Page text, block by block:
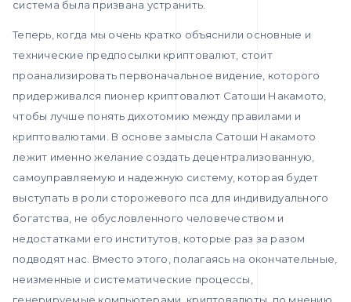
система была призвана устранить.
Теперь, когда мы очень кратко объяснили основные и
технические предпосылки криптовалют, стоит
проанализировать первоначальное видение, которого
придерживался пионер криптовалют Сатоши Накамото,
чтобы лучше понять дихотомию между правилами и
криптовалютами. В основе замысла Сатоши Накамото
лежит именно желание создать децентрализованную,
самоуправляемую и надежную систему, которая будет
выступать в роли сторожевого пса для индивидуального
богатства, не обусловленного человечеством и
недостатками его институтов, которые раз за разом
подводят нас. Вместо этого, полагаясь на окончательные,
неизменные и систематические процессы,